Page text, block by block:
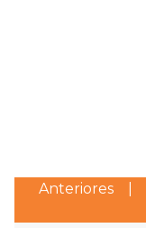
Anteriores